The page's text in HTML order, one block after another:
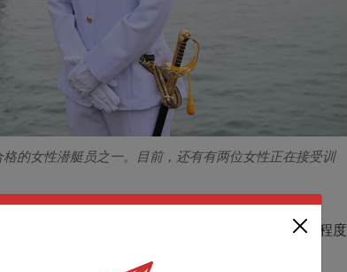
的女性潜艇员之一。目前，还有有两位女性正在接受训
前身射手级潜水艇相比，续航能力和先进自动化程度